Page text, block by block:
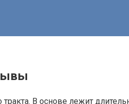
В основе лежит